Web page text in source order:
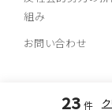
23 件
組み
お問い合わせ